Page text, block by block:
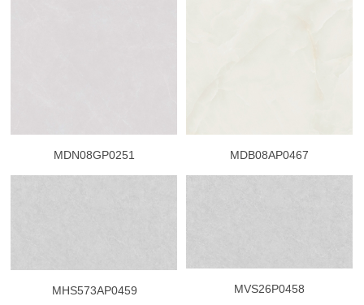
MDN08GP0251 MDB08AP0467
MHS573AP0459 MVS26P0458